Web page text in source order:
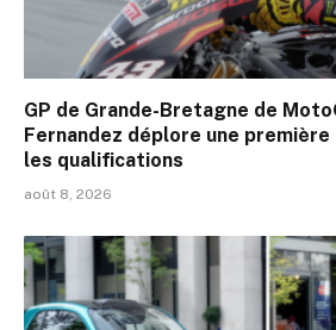
GP de Grande-Bretagne de
Fernandez déplore une
les qualifications
août 8, 2026